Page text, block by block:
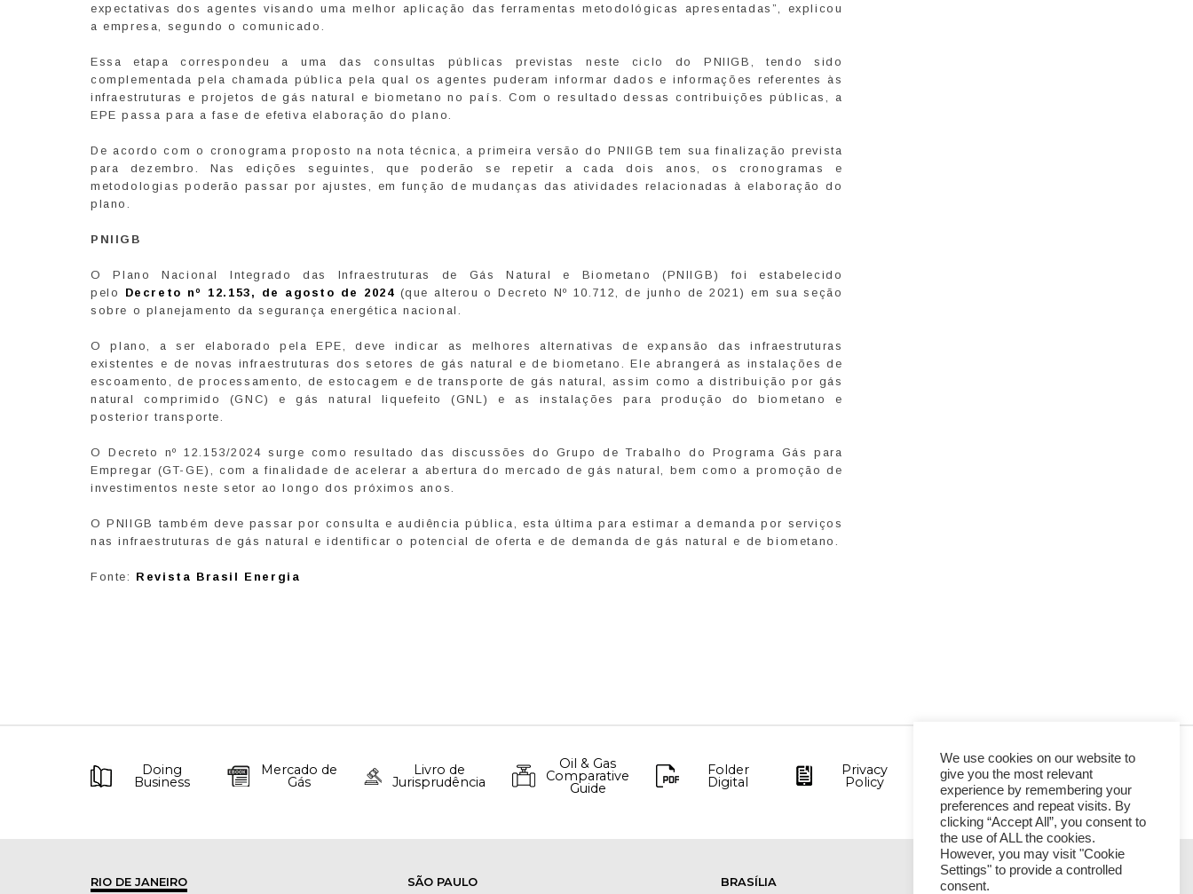
expectativas dos agentes visando uma melhor aplicação das ferramentas metodológicas apresentadas”, explicou
a empresa, segundo o comunicado.
Essa etapa correspondeu a uma das consultas públicas previstas neste ciclo do PNIIGB, tendo sido
complementada pela chamada pública pela qual os agentes puderam informar dados e informações referentes às
infraestruturas e projetos de gás natural e biometano no país. Com o resultado dessas contribuições públicas, a
EPE passa para a fase de efetiva elaboração do plano.
De acordo com o cronograma proposto na nota técnica, a primeira versão do PNIIGB tem sua finalização prevista
para dezembro. Nas edições seguintes, que poderão se repetir a cada dois anos, os cronogramas e
metodologias poderão passar por ajustes, em função de mudanças das atividades relacionadas à elaboração do
plano.
PNIIGB
O Plano Nacional Integrado das Infraestruturas de Gás Natural e Biometano (PNIIGB) foi estabelecido
pelo Decreto nº 12.153, de agosto de 2024 (que alterou o Decreto Nº 10.712, de junho de 2021) em sua seção
sobre o planejamento da segurança energética nacional.
O plano, a ser elaborado pela EPE, deve indicar as melhores alternativas de expansão das infraestruturas
existentes e de novas infraestruturas dos setores de gás natural e de biometano. Ele abrangerá as instalações de
escoamento, de processamento, de estocagem e de transporte de gás natural, assim como a distribuição por gás
natural comprimido (GNC) e gás natural liquefeito (GNL) e as instalações para produção do biometano e
posterior transporte.
O Decreto nº 12.153/2024 surge como resultado das discussões do Grupo de Trabalho do Programa Gás para
Empregar (GT-GE), com a finalidade de acelerar a abertura do mercado de gás natural, bem como a promoção de
investimentos neste setor ao longo dos próximos anos.
O PNIIGB também deve passar por consulta e audiência pública, esta última para estimar a demanda por serviços
nas infraestruturas de gás natural e identificar o potencial de oferta e de demanda de gás natural e de biometano.
Fonte: Revista Brasil Energia
Doing
Business
Mercado de
Gás
Livro de
Jurisprudência
Oil & Gas
Comparative
Guide
Folder
Digital
Privacy
Policy
RIO DE JANEIRO SÃO PAULO BRASÍLIA
We use cookies on our website to
give you the most relevant
experience by remembering your
preferences and repeat visits. By
clicking “Accept All”, you consent to
the use of ALL the cookies.
However, you may visit "Cookie
Settings" to provide a controlled
consent.